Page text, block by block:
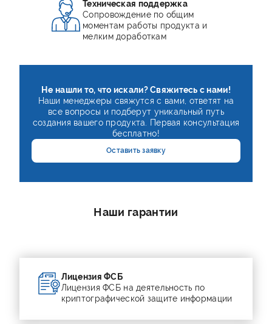
Техническая поддержка
Сопровождение по общим
моментам работы продукта и
мелким доработкам
Не нашли то, что искали? Свяжитесь с нами!
Наши менеджеры свяжутся с вами, ответят на
все вопросы и подберут уникальный путь
создания вашего продукта. Первая консультация
бесплатно!
Оставить заявку
Наши гарантии
Лицензия ФСБ
Лицензия ФСБ на деятельность по
криптографической защите информации